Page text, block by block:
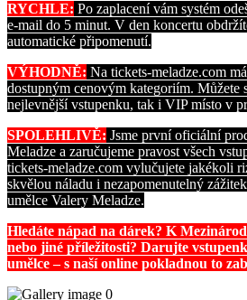
RYCHLE: Po zaplacení vám systém
e-mail do 5 minut. V den koncertu
automatické připomenutí.
VÝHODNĚ: Na tickets-meladze.com
dostupným cenovým kategoriím. Můžete
nejlevnější vstupenku, tak i VIP místo v
SPOLEHLIVĚ: Jsme první oficiální
Meladze a zaručujeme pravost všech
tickets-meladze.com vylučujete jakékoli
skvělou náladu i nezapomenutelný
umělce Valery Meladze.
Hledáte nápad na dárek? K
nebo jiné příležitosti? Darujte
umělce – s naší online pokladnou to